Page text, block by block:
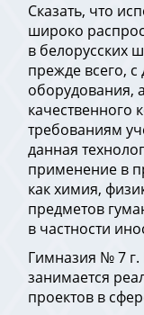
Сказать, что
широко
в белорусских
прежде всего,
оборудования,
качественного
требованиям
данная
применение в
как химия,
предметов
в частности
Гимназия № 7
занимается
проектов в